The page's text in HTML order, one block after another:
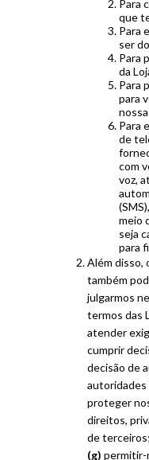
Para
que
Para
ser
Para
da
Para
para
Para
de
com
voz,
meio
seja
para
Além disso,
também
julgarmos
termos das
atender
cumprir
decisão de
autoridades
proteger
direitos,
de terceiros;
(g) permitir-